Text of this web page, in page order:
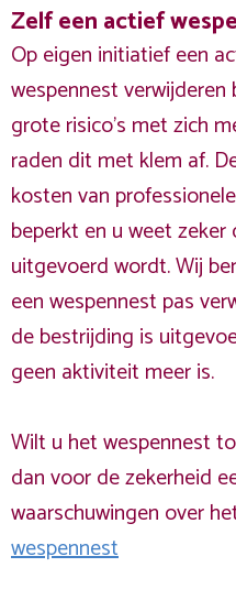
Zelf een actief
Op eigen initiatief een
wespennest verwijderen
grote risico’s met zich
raden dit met klem af.
kosten van
beperkt en u weet
uitgevoerd wordt. Wij
een wespennest pas
de bestrijding is
geen aktiviteit meer is.
Wilt u het wespennest
dan voor de zekerheid
waarschuwingen over
wespennest